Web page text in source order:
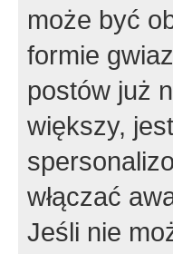
może być
formie
postów już
większy,
włączać
Jeśli nie